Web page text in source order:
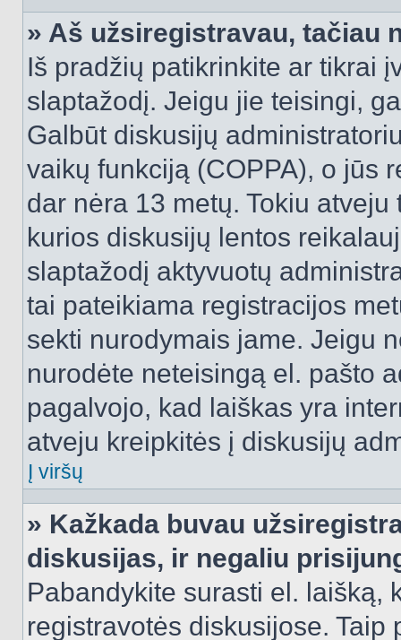
» Aš užsiregistravau, tačiau
Iš pradžių patikrinkite ar tikrai
slaptažodį. Jeigu jie teisingi,
Galbūt diskusijų
vaikų funkciją (COPPA), o jūs
dar nėra 13 metų. Tokiu
kurios diskusijų lentos
slaptažodį aktyvuotų
tai pateikiama registracijos
sekti nurodymais jame. Jeigu
nurodėte neteisingą el. pašto
pagalvojo, kad laiškas yra
atveju kreipkitės į diskusijų
Į viršų
» Kažkada buvau
diskusijas, ir negaliu
Pabandykite surasti el. laišką,
registravotės diskusijose.